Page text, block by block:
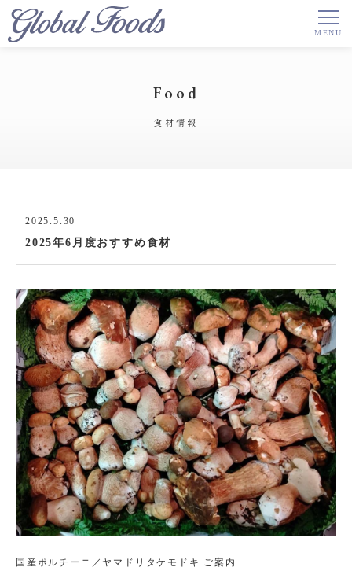
Food
食材情報
2025.5.30
2025年6月度おすすめ食材
国産ポルチーニ／ヤマドリタケモドキ ご案内